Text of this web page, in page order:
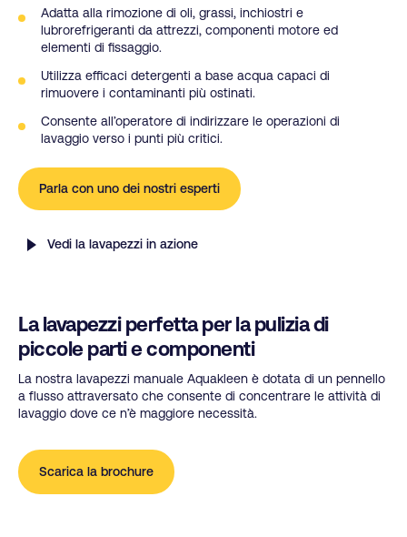
Adatta alla rimozione di oli, grassi, inchiostri e
lubrorefrigeranti da attrezzi, componenti motore ed
elementi di fissaggio.
Utilizza efficaci detergenti a base acqua capaci di
rimuovere i contaminanti più ostinati.
Consente all’operatore di indirizzare le operazioni di
lavaggio verso i punti più critici.
Parla con uno dei nostri esperti
Vedi la lavapezzi in azione
La lavapezzi perfetta per la pulizia di
piccole parti e componenti
La nostra lavapezzi manuale Aquakleen è dotata di un pennello
a flusso attraversato che consente di concentrare le attività di
lavaggio dove ce n’è maggiore necessità.
Scarica la brochure